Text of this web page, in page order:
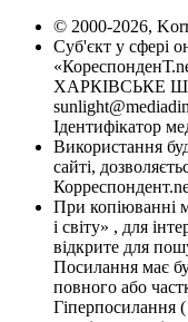
© 2000-2026,
Суб'єкт у сфері
ХАРКІВСЬКЕ
Ідентифікатор
Використання
сайті,
При копіюванні
і світу» , для
відкрите для
Посилання має
повного або
Гіперпосилання